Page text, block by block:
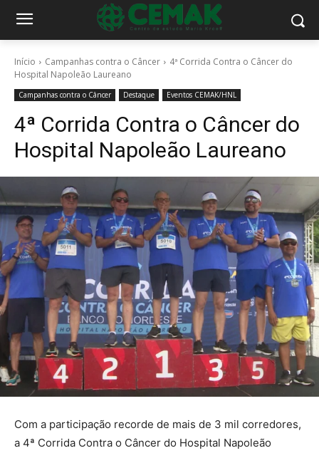
Início Campanhas contra o Câncer
4ª Corrida Contra o Câncer do
Hospital Napoleão Laureano
Campanhas contra o Câncer Destaque Eventos CEMAK/HNL
4ª Corrida Contra o Câncer do
Hospital Napoleão Laureano
Com a participação recorde de mais de 3 mil corredores,
a 4ª Corrida Contra o Câncer do Hospital Napoleão